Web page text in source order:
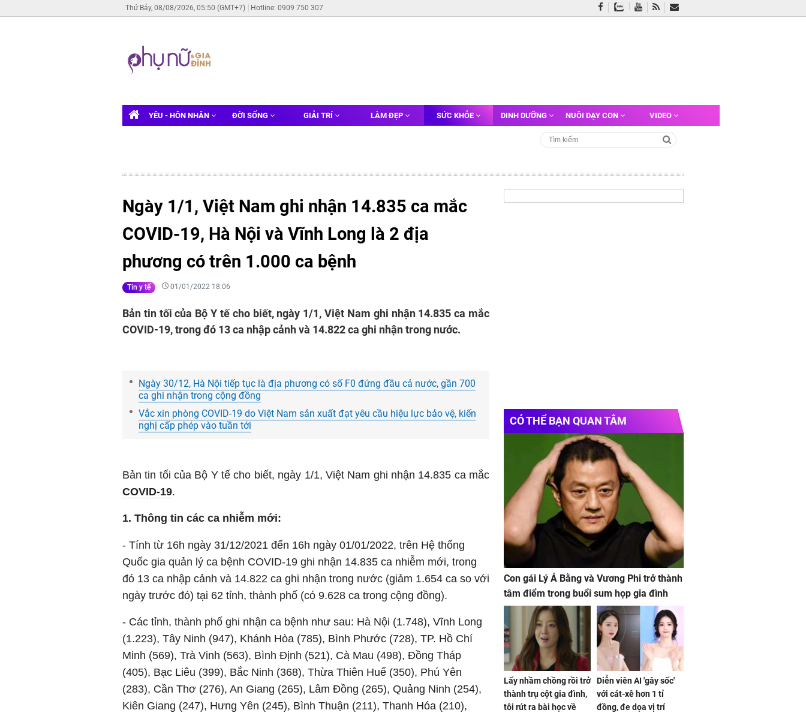
Thứ Bảy, 08/08/2026, 05:50 (GMT+7) Hotline: 0909 750 307
YÊU - HÔN NHÂN ĐỜI SỐNG GIẢI TRÍ LÀM ĐẸP SỨC KHỎE DINH DƯỠNG NUÔI DẠY CON VIDEO
Ngày 1/1, Việt Nam ghi nhận 14.835 ca mắc
COVID-19, Hà Nội và Vĩnh Long là 2 địa
phương có trên 1.000 ca bệnh
Tin y tế 01/01/2022 18:06
Bản tin tối của Bộ Y tế cho biết, ngày 1/1, Việt Nam ghi nhận 14.835 ca mắc
COVID-19, trong đó 13 ca nhập cảnh và 14.822 ca ghi nhận trong nước.
Ngày 30/12, Hà Nội tiếp tục là địa phương có số F0 đứng đầu cả nước, gần 700
ca ghi nhận trong cộng đồng
Vắc xin phòng COVID-19 do Việt Nam sản xuất đạt yêu cầu hiệu lực bảo vệ, kiến
nghị cấp phép vào tuần tới
Bản tin tối của Bộ Y tế cho biết, ngày 1/1, Việt Nam ghi nhận 14.835 ca mắc
COVID-19.
1. Thông tin các ca nhiễm mới:
- Tính từ 16h ngày 31/12/2021 đến 16h ngày 01/01/2022, trên Hệ thống
Quốc gia quản lý ca bệnh COVID-19 ghi nhận 14.835 ca nhiễm mới, trong
đó 13 ca nhập cảnh và 14.822 ca ghi nhận trong nước (giảm 1.654 ca so với
ngày trước đó) tại 62 tỉnh, thành phố (có 9.628 ca trong cộng đồng).
- Các tỉnh, thành phố ghi nhận ca bệnh như sau: Hà Nội (1.748), Vĩnh Long
(1.223), Tây Ninh (947), Khánh Hòa (785), Bình Phước (728), TP. Hồ Chí
Minh (569), Trà Vinh (563), Bình Định (521), Cà Mau (498), Đồng Tháp
(405), Bạc Liêu (399), Bắc Ninh (368), Thừa Thiên Huế (350), Phú Yên
(283), Cần Thơ (276), An Giang (265), Lâm Đồng (265), Quảng Ninh (254),
Kiên Giang (247), Hưng Yên (245), Bình Thuận (211), Thanh Hóa (210),
CÓ THỂ BẠN QUAN TÂM
Con gái Lý Á Bằng và Vương Phi trở thành
tâm điểm trong buổi sum họp gia đình
Lấy nhầm chồng rồi trở
thành trụ cột gia đình,
tôi rút ra bài học về
Diễn viên AI 'gây sốc'
với cát-xê hơn 1 tỉ
đồng, đe dọa vị trí